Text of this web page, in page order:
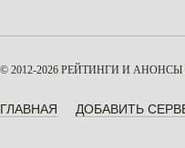
© 2012-2026 РЕЙТИНГИ И
ГЛАВНАЯ ДОБАВИТЬ